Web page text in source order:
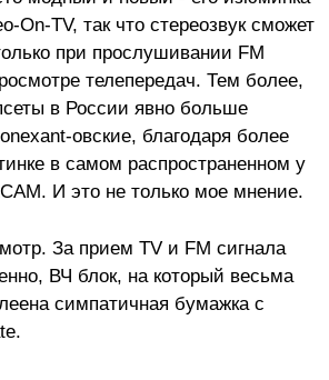
On-TV, так что стереозвук сможет
при прослушивании FM
телепередач. Тем более,
в России явно больше
овские, благодаря более
в самом распространенном у
И это не только мое мнение.
За прием TV и FM сигнала
ВЧ блок, на который весьма
симпатичная бумажка с